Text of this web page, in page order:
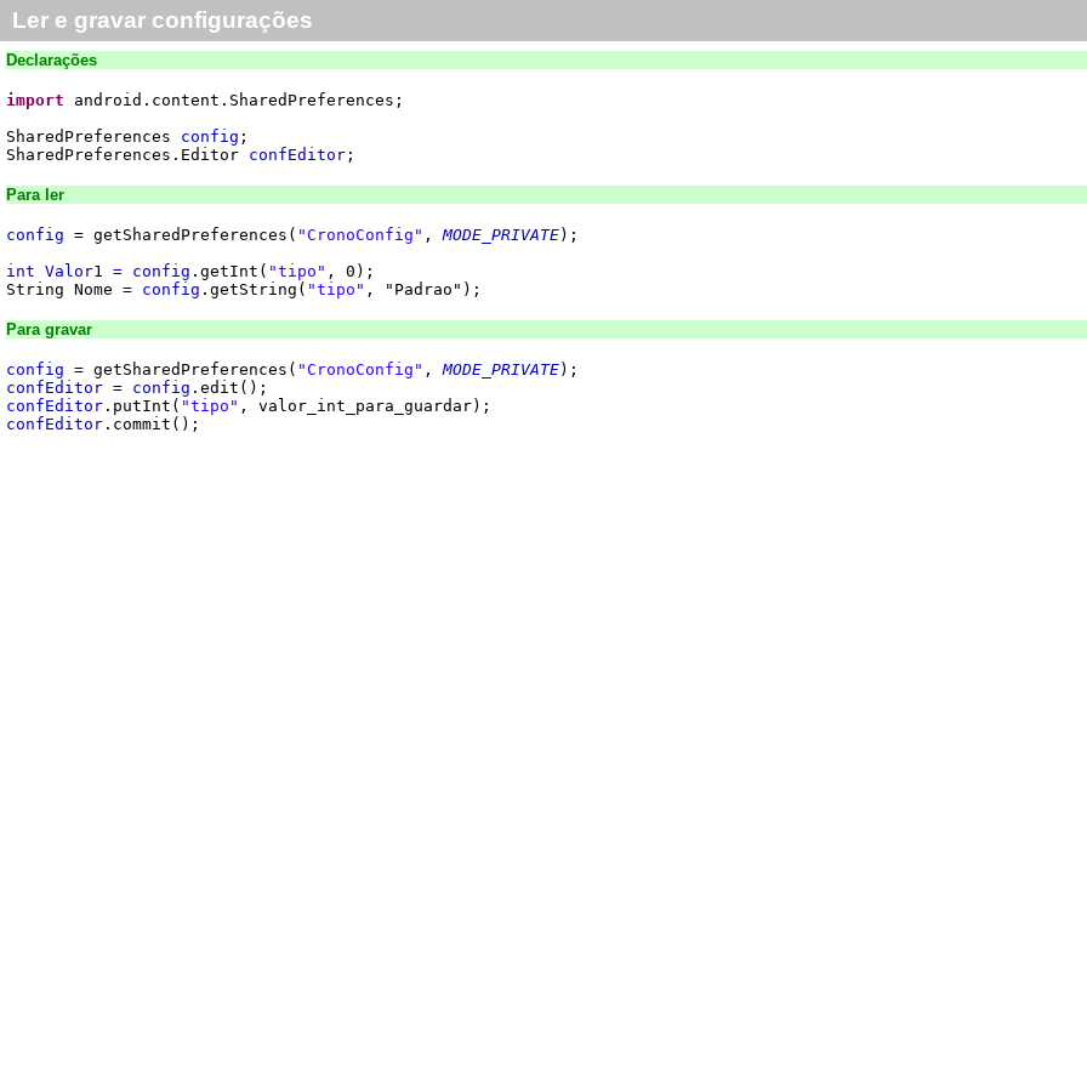
Ler e gravar configurações
Declarações
import android.content.SharedPreferences;
SharedPreferences config ;
SharedPreferences.Editor confEditor ;
Para ler
config = getSharedPreferences( "CronoConfig" ,MODE_PRIVATE);
int Valor1 = config .getInt( "tipo" , 0);
String Nome = config .getString( "tipo" , "Padrao");
Para gravar
config = getSharedPreferences( "CronoConfig" ,MODE_PRIVATE);
confEditor = config .edit();
confEditor .putInt( "tipo" , valor_int_para_guardar);
confEditor .commit();